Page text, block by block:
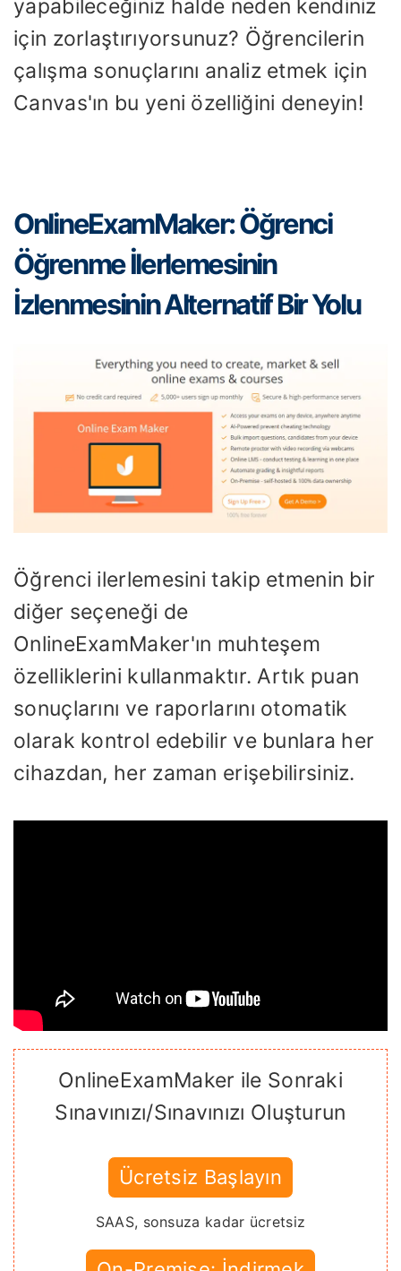
yapabileceğiniz halde neden kendiniz
için zorlaştırıyorsunuz? Öğrencilerin
çalışma sonuçlarını analiz etmek için
Canvas'ın bu yeni özelliğini deneyin!
OnlineExamMaker: Öğrenci
Öğrenme İlerlemesinin
İzlenmesinin Alternatif Bir Yolu
Öğrenci ilerlemesini takip etmenin bir
diğer seçeneği de
OnlineExamMaker'ın muhteşem
özelliklerini kullanmaktır. Artık puan
sonuçlarını ve raporlarını otomatik
olarak kontrol edebilir ve bunlara her
cihazdan, her zaman erişebilirsiniz.
OnlineExamMaker ile Sonraki
Sınavınızı/Sınavınızı Oluşturun
Ücretsiz Başlayın
SAAS, sonsuza kadar ücretsiz